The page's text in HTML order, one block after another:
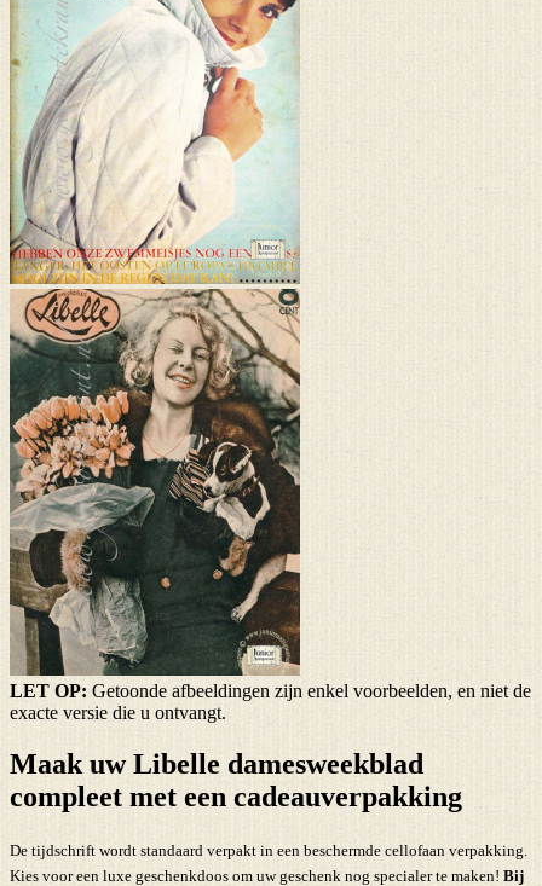
LET OP: Getoonde afbeeldingen zijn enkel voorbeelden, en niet de
exacte versie die u ontvangt.
Maak uw Libelle damesweekblad
compleet met een cadeauverpakking
De tijdschrift wordt standaard verpakt in een beschermde cellofaan verpakking.
Kies voor een luxe geschenkdoos om uw geschenk nog specialer te maken! Bij